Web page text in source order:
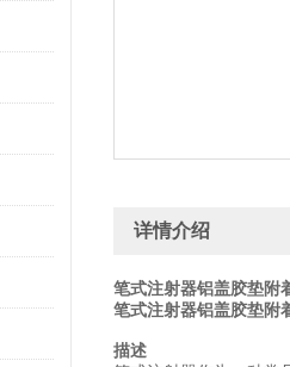
详情介绍
笔式注射器铝盖胶垫附
笔式注射器铝盖胶垫附
描述